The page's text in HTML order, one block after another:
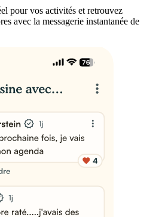
pour vos activités et retrouvez
avec la messagerie instantanée de